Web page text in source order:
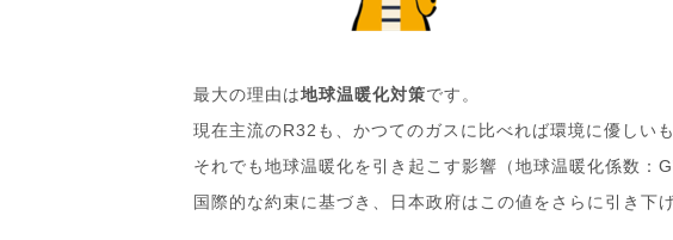
最大の理由は地球温暖化対策です。
現在主流のR32も、かつてのガスに比べれば環境に優しいも
それでも地球温暖化を引き起こす影響（地球温暖化係数：
国際的な約束に基づき、日本政府はこの値をさらに引き下